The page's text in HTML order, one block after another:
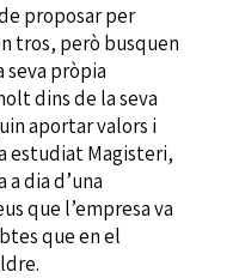
proposar per
tros, però busquen
seva pròpia
dins de la seva
aportar valors i
estudiat Magisteri,
dia d’una
que l’empresa va
que en el